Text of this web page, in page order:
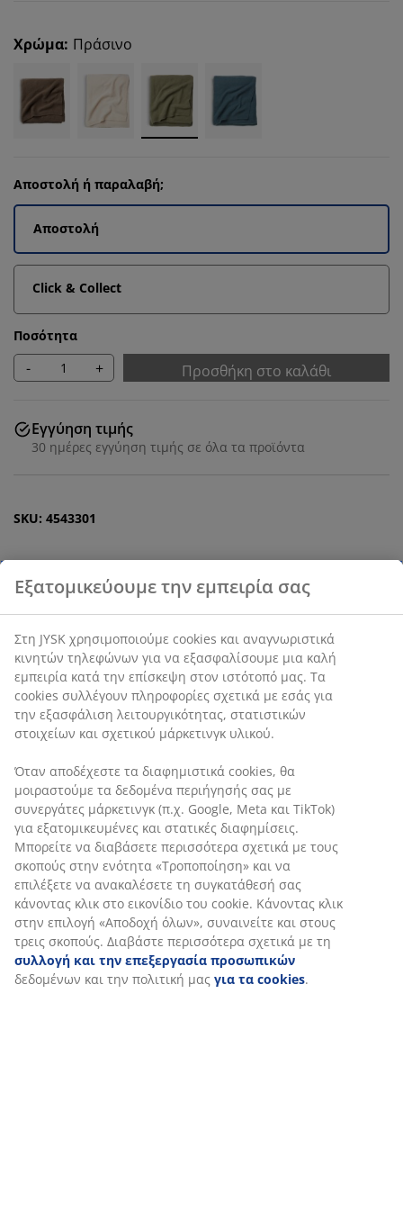
Χρώμα: Πράσινο
Αποστολή ή παραλαβή;
Αποστολή
Click & Collect
Ποσότητα
- + Προσθήκη στο καλάθι
Εγγύηση τιμής
30 ημέρες εγγύηση τιμής σε όλα τα προϊόντα
SKU: 4543301
Χαρακτηριστικά προϊόντος
Αξιολογήσεις
(6)
Αποστολή
Εξατομικεύουμε την εμπειρία σας
Στη JYSK χρησιμοποιούμε cookies και αναγνωριστικά
κινητών τηλεφώνων για να εξασφαλίσουμε μια καλή
εμπειρία κατά την επίσκεψη στον ιστότοπό μας. Τα
cookies συλλέγουν πληροφορίες σχετικά με εσάς για
την εξασφάλιση λειτουργικότητας, στατιστικών
στοιχείων και σχετικού μάρκετινγκ υλικού.
Όταν αποδέχεστε τα διαφημιστικά cookies, θα
μοιραστούμε τα δεδομένα περιήγησής σας με
συνεργάτες μάρκετινγκ (π.χ. Google, Meta και TikTok)
για εξατομικευμένες και στατικές διαφημίσεις.
Μπορείτε να διαβάσετε περισσότερα σχετικά με τους
σκοπούς στην ενότητα «Τροποποίηση» και να
επιλέξετε να ανακαλέσετε τη συγκατάθεσή σας
κάνοντας κλικ στο εικονίδιο του cookie. Κάνοντας κλικ
στην επιλογή «Αποδοχή όλων», συναινείτε και στους
τρεις σκοπούς. Διαβάστε περισσότερα σχετικά με τη
συλλογή και την επεξεργασία προσωπικών
δεδομένων και την πολιτική μας για τα cookies.